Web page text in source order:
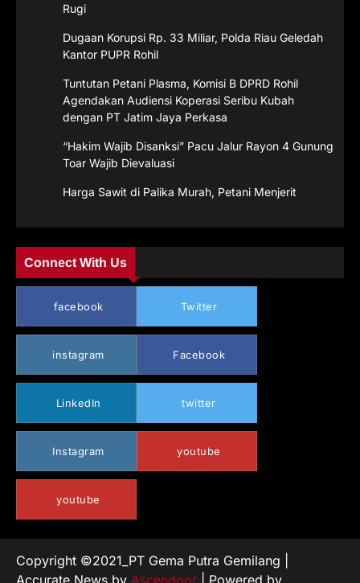
Rugi
Dugaan Korupsi Rp. 33 Miliar, Polda Riau Geledah
Kantor PUPR Rohil
Tuntutan Petani Plasma, Komisi B DPRD Rohil
Agendakan Audiensi Koperasi Seribu Kubah
dengan PT Jatim Jaya Perkasa
“Hakim Wajib Disanksi” Pacu Jalur Rayon 4 Gunung
Toar Wajib Dievaluasi
Harga Sawit di Palika Murah, Petani Menjerit
Connect With Us
facebook Twitter
instagram Facebook
LinkedIn twitter
Instagram youtube
youtube
Copyright ©2021_PT Gema Putra Gemilang |
Accurate News by Ascendoor | Powered by